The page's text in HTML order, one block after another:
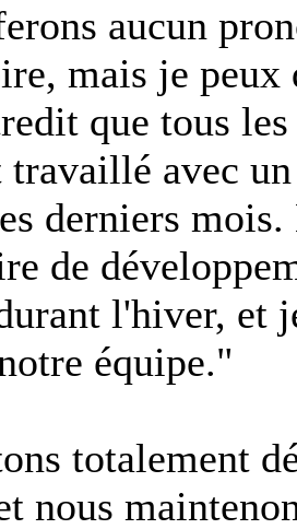
aucun
mais je peux
que tous
travaillé avec
derniers
de
l'hiver, et
équipe."
totalement
nous